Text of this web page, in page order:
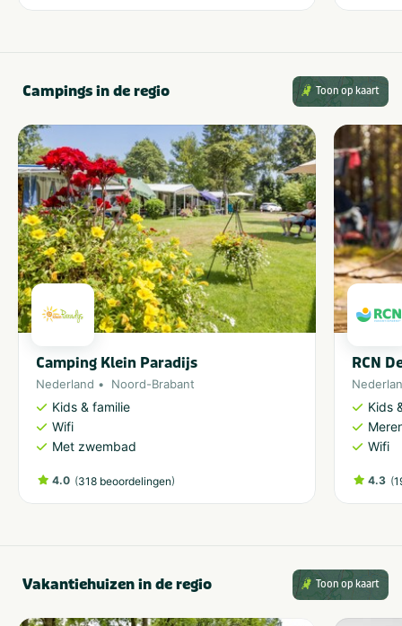
Campings in de regio Toon op kaart
Camping Klein Paradijs
Nederland Noord-Brabant
Kids & familie
Wifi
Met zwembad
4.0 (318 beoordelingen)
RCN
Kids
Wifi
4.3 (
Vakantiehuizen in de regio Toon op kaart